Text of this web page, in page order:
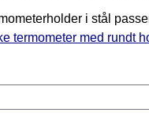
i stål
termometer med rundt